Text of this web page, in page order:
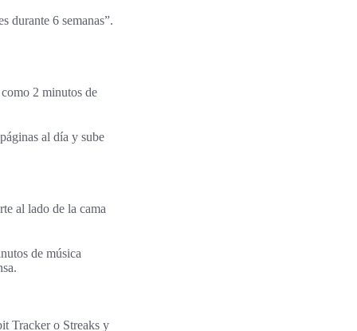
durante 6 semanas”.
2 minutos de
al día y sube
al lado de la cama
de música
Tracker o Streaks y